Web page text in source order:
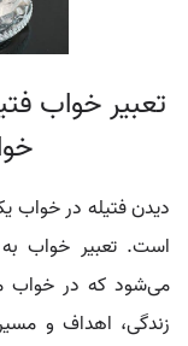
تعبیر خواب
دیدن فتيله در خواب
است. تعبیر خواب به
می‌شود که در خواب
زندگی، اهداف و